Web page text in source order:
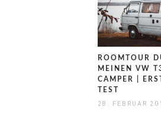
ROOMTOUR
MEINEN VW
CAMPER |
TEST
28. FEBRUAR